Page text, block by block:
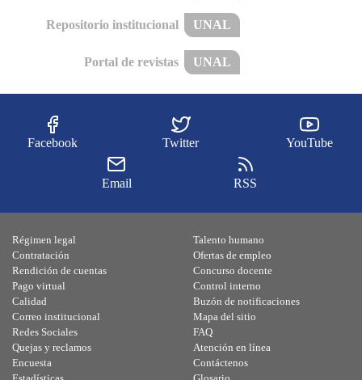
Repositorio institucional UNAL
Portal de revistas UNAL
Facebook Twitter YouTube
Email RSS
Régimen legal
Contratación
Rendición de cuentas
Pago virtual
Calidad
Talento humano
Ofertas de empleo
Concurso docente
Control interno
Buzón de notificaciones
Correo institucional
Redes Sociales
Quejas y reclamos
Encuesta
Mapa del sitio
FAQ
Atención en línea
Contáctenos